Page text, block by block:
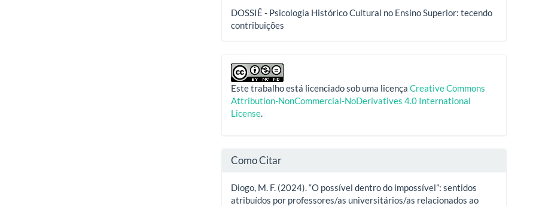
DOSSIÊ - Psicologia Histórico Cultural no Ensino Superior: tecendo
contribuições
Este trabalho está licenciado sob uma licençaCreative Commons
Attribution-NonCommercial-NoDerivatives 4.0 International
License.
Como Citar
Diogo, M. F. (2024). “O possível dentro do impossível”: sentidos
atribuídos por professores/as universitários/as relacionados ao